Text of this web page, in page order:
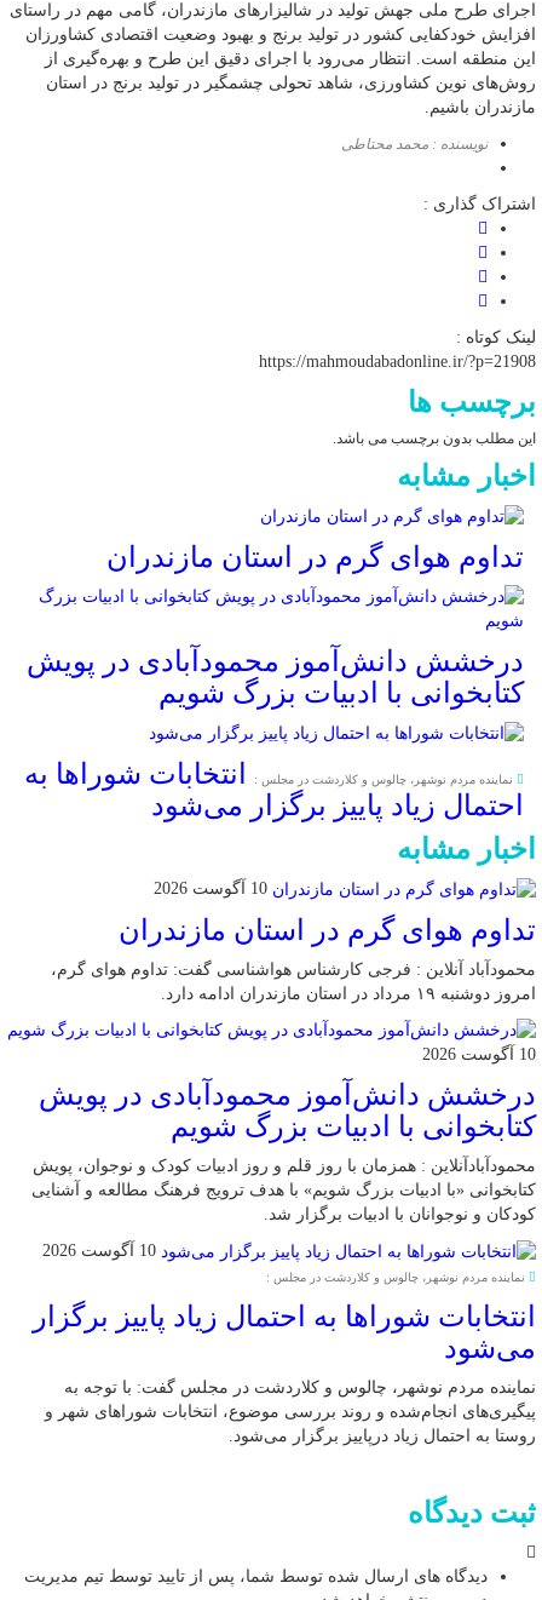
اجرای طرح ملی جهش تولید در شالیزار‌های مازندران، گامی مهم در راستای
افزایش خودکفایی کشور در تولید برنج و بهبود وضعیت اقتصادی کشاورزان
این منطقه است. انتظار می‌رود با اجرای دقیق این طرح و بهره‌گیری از
روش‌های نوین کشاورزی، شاهد تحولی چشمگیر در تولید برنج در استان
مازندران باشیم.
نویسنده : محمد محتاطی
اشتراک گذاری :
لینک کوتاه :
https://mahmoudabadonline.ir/?p=21908
برچسب ها
این مطلب بدون برچسب می باشد.
اخبار مشابه
تداوم هوای گرم در استان مازندران
درخشش دانش‌آموز محمودآبادی در پویش
کتابخوانی با ادبیات بزرگ شویم
نماینده مردم نوشهر، چالوس و کلاردشت در مجلس :
انتخابات شوراها به
احتمال زیاد پاییز برگزار می‌شود
اخبار مشابه
10 آگوست 2026
تداوم هوای گرم در استان مازندران
محمودآباد آنلاین : فرجی کارشناس هواشناسی گفت: تداوم هوای گرم،
امروز دوشنبه ۱۹ مرداد در استان مازندران ادامه دارد.
10 آگوست 2026
درخشش دانش‌آموز محمودآبادی در پویش
کتابخوانی با ادبیات بزرگ شویم
محمودآبادآنلاین : همزمان با روز قلم و روز ادبیات کودک و نوجوان، پویش
کتابخوانی «با ادبیات بزرگ شویم» با هدف ترویج فرهنگ مطالعه و آشنایی
کودکان و نوجوانان با ادبیات برگزار شد.
10 آگوست 2026
نماینده مردم نوشهر، چالوس و کلاردشت در مجلس :
انتخابات شوراها به احتمال زیاد پاییز برگزار
می‌شود
نماینده مردم نوشهر، چالوس و کلاردشت در مجلس گفت: با توجه به
پیگیری‌های انجام‌شده و روند بررسی موضوع، انتخابات شوراهای شهر و
روستا به احتمال زیاد درپاییز برگزار می‌شود.
ثبت دیدگاه
دیدگاه های ارسال شده توسط شما، پس از تایید توسط تیم مدیریت